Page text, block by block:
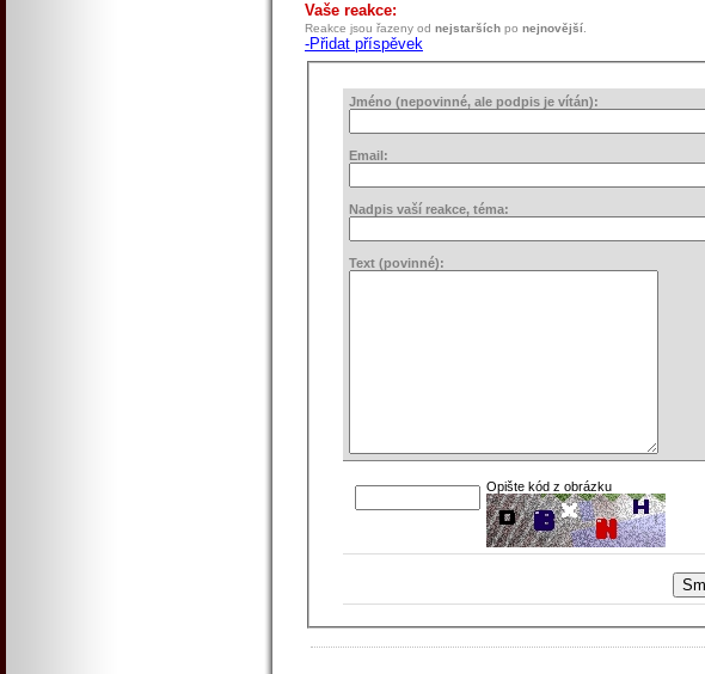
Vaše reakce:
Reakce jsou řazeny od nejstarších po nejnovější.
-Přidat příspěvek
Jméno (nepovinné, ale podpis je vítán):
Email:
Nadpis vaší reakce, téma:
Text (povinné):
Opište kód z obrázku